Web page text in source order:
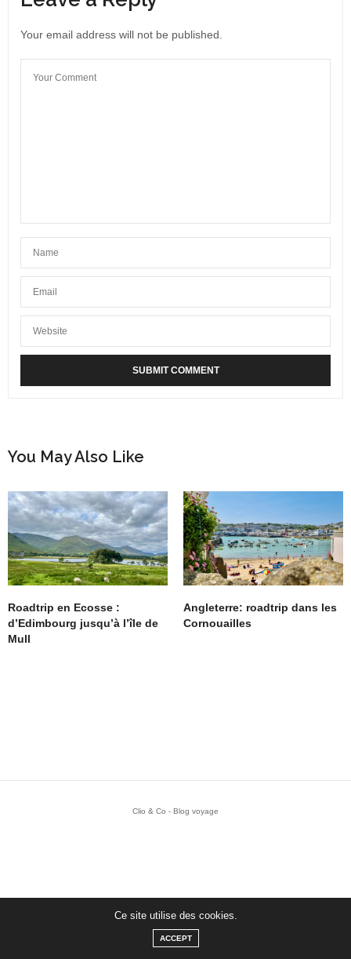
On a mangé au domaine après la dégustation de
pastilla, harira, msemen, Baghrir (crêpes marocaines)… et
Bagdad restaurantCe site utilise des cookies.
ACCEPT